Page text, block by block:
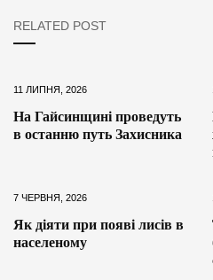
RELATED POST
11 ЛИПНЯ, 2026
На Гайсинщині проведуть
в останню путь Захисника
7 ЧЕРВНЯ, 2026
Як діяти при появі лисів в
населеному